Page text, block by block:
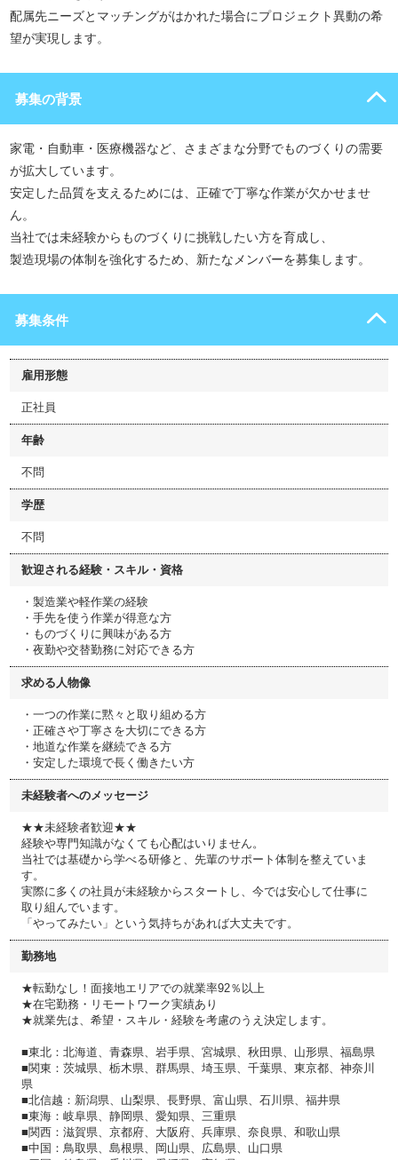
配属先ニーズとマッチングがはかれた場合にプロジェクト異動の希
望が実現します。
募集の背景
家電・自動車・医療機器など、さまざまな分野でものづくりの需要
が拡大しています。
安定した品質を支えるためには、正確で丁寧な作業が欠かせませ
ん。
当社では未経験からものづくりに挑戦したい方を育成し、
製造現場の体制を強化するため、新たなメンバーを募集します。
募集条件
雇用形態
正社員
年齢
不問
学歴
不問
歓迎される経験・スキル・資格
・製造業や軽作業の経験
・手先を使う作業が得意な方
・ものづくりに興味がある方
・夜勤や交替勤務に対応できる方
求める人物像
・一つの作業に黙々と取り組める方
・正確さや丁寧さを大切にできる方
・地道な作業を継続できる方
・安定した環境で長く働きたい方
未経験者へのメッセージ
★★未経験者歓迎★★
経験や専門知識がなくても心配はいりません。
当社では基礎から学べる研修と、先輩のサポート体制を整えていま
す。
実際に多くの社員が未経験からスタートし、今では安心して仕事に
取り組んでいます。
「やってみたい」という気持ちがあれば大丈夫です。
勤務地
★転勤なし！面接地エリアでの就業率92％以上
★在宅勤務・リモートワーク実績あり
★就業先は、希望・スキル・経験を考慮のうえ決定します。
■東北：北海道、青森県、岩手県、宮城県、秋田県、山形県、福島県
■関東：茨城県、栃木県、群馬県、埼玉県、千葉県、東京都、神奈川
県
■北信越：新潟県、山梨県、長野県、富山県、石川県、福井県
■東海：岐阜県、静岡県、愛知県、三重県
■関西：滋賀県、京都府、大阪府、兵庫県、奈良県、和歌山県
■中国：鳥取県、島根県、岡山県、広島県、山口県